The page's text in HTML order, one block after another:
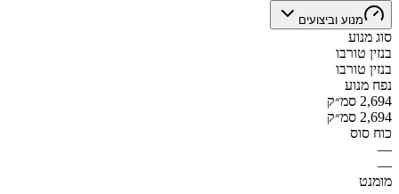
מנוע וביצועים
סוג מנוע
בנזין טורבו
בנזין טורבו
נפח מנוע
2,694 סמ״ק
2,694 סמ״ק
כוח סוס
—
—
מומנט